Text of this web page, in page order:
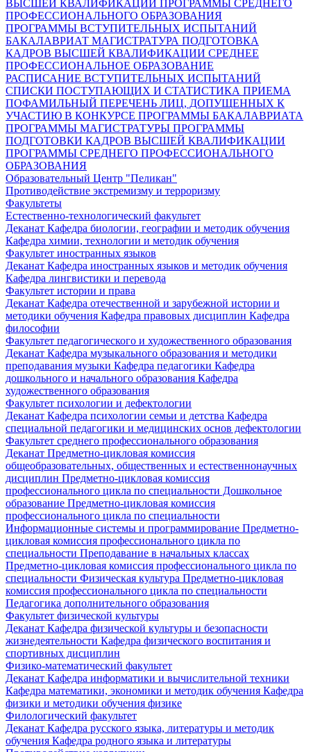
ВЫСШЕЙ КВАЛИФИКАЦИИ ПРОГРАММЫ СРЕДНЕГО
ПРОФЕССИОНАЛЬНОГО ОБРАЗОВАНИЯ
ПРОГРАММЫ ВСТУПИТЕЛЬНЫХ ИСПЫТАНИЙ
БАКАЛАВРИАТ МАГИСТРАТУРА ПОДГОТОВКА
КАДРОВ ВЫСШЕЙ КВАЛИФИКАЦИИ СРЕДНЕЕ
ПРОФЕССИОНАЛЬНОЕ ОБРАЗОВАНИЕ
РАСПИСАНИЕ ВСТУПИТЕЛЬНЫХ ИСПЫТАНИЙ
СПИСКИ ПОСТУПАЮЩИХ И СТАТИСТИКА ПРИЕМА
ПОФАМИЛЬНЫЙ ПЕРЕЧЕНЬ ЛИЦ, ДОПУЩЕННЫХ К
УЧАСТИЮ В КОНКУРСЕ ПРОГРАММЫ БАКАЛАВРИАТА
ПРОГРАММЫ МАГИСТРАТУРЫ ПРОГРАММЫ
ПОДГОТОВКИ КАДРОВ ВЫСШЕЙ КВАЛИФИКАЦИИ
ПРОГРАММЫ СРЕДНЕГО ПРОФЕССИОНАЛЬНОГО
ОБРАЗОВАНИЯ
Образовательный Центр "Пеликан"
Противодействие экстремизму и терроризму
Факультеты
Естественно-технологический факультет
Деканат Кафедра биологии, географии и методик обучения
Кафедра химии, технологии и методик обучения
Факультет иностранных языков
Деканат Кафедра иностранных языков и методик обучения
Кафедра лингвистики и перевода
Факультет истории и права
Деканат Кафедра отечественной и зарубежной истории и
методики обучения Кафедра правовых дисциплин Кафедра
философии
Факультет педагогического и художественного образования
Деканат Кафедра музыкального образования и методики
преподавания музыки Кафедра педагогики Кафедра
дошкольного и начального образования Кафедра
художественного образования
Факультет психологии и дефектологии
Деканат Кафедра психологии семьи и детства Кафедра
специальной педагогики и медицинских основ дефектологии
Факультет среднего профессионального образования
Деканат Предметно-цикловая комиссия
общеобразовательных, общественных и естественнонаучных
дисциплин Предметно-цикловая комиссия
профессионального цикла по специальности Дошкольное
образование Предметно-цикловая комиссия
профессионального цикла по специальности
Информационные системы и программирование Предметно-
цикловая комиссия профессионального цикла по
специальности Преподавание в начальных классах
Предметно-цикловая комиссия профессионального цикла по
специальности Физическая культура Предметно-цикловая
комиссия профессионального цикла по специальности
Педагогика дополнительного образования
Факультет физической культуры
Деканат Кафедра физической культуры и безопасности
жизнедеятельности Кафедра физического воспитания и
спортивных дисциплин
Физико-математический факультет
Деканат Кафедра информатики и вычислительной техники
Кафедра математики, экономики и методик обучения Кафедра
физики и методики обучения физике
Филологический факультет
Деканат Кафедра русского языка, литературы и методик
обучения Кафедра родного языка и литературы